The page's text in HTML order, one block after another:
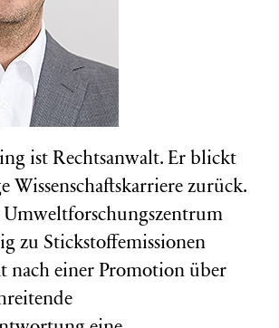
ist Rechtsanwalt. Er blickt
Wissenschaftskarriere zurück.
Umweltforschungszentrum
zu Stickstoffemissionen
nach einer Promotion über